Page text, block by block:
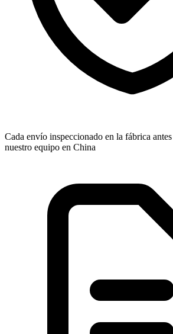
Cada envío inspeccionado en la fábrica
nuestro equipo en China